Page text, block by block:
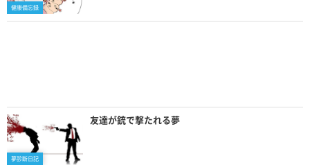
健康備忘録
夢診断日記
友達が銃で撃たれる夢